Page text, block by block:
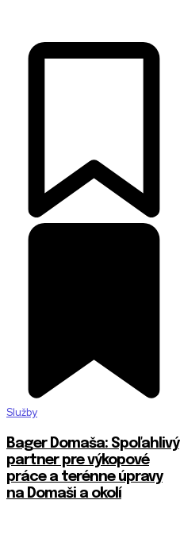
Služby
Bager Domaša: Spoľahlivý
partner pre výkopové
práce a terénne úpravy
na Domaši a okolí